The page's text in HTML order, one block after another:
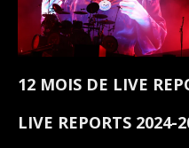
12 MOIS DE LIVE
LIVE REPORTS 2024-